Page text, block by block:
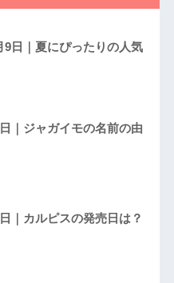
9日｜夏にぴったりの人気
｜ジャガイモの名前の由
｜カルピスの発売日は？